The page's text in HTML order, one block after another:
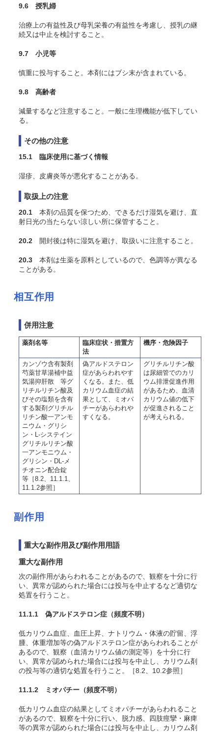
9.6 授乳婦
治療上の有益性及び母乳栄養の有益性を考慮し、授乳の継
続又は中止を検討すること。
9.7 小児等
慎重に投与すること。本剤にはブシ末が含まれている。
9.8 高齢者
減量するなど注意すること。一般に生理機能が低下してい
る。
その他の注意
15.1 臨床使用に基づく情報
湿疹、皮膚炎等が悪化することがある。
取扱上の注意
20.1 本剤の品質を保つため、できるだけ湿気を避け、直
射日光の当たらない涼しい所に保管すること。
20.2 開封後は特に湿気を避け、取扱いに注意すること。
20.3 本剤は生薬を原料としているので、色調等が異なる
ことがある。
相互作用
併用注意
薬剤名等
臨床症状・措置方
法
機序・危険因子
カンゾウ含有製剤
芍薬甘草湯補中益
気湯抑肝散 等グ
リチルリチン酸及
びその塩類を含有
する製剤グリチル
リチン酸一アンモ
ニウム・グリシ
ン・L-システイン
グリチルリチン酸
一アンモニウム・
グリシン・DL-メ
チオニン配合錠
等［8.2、11.1.1、
11.1.2参照］
偽アルドステロン
症があらわれやす
くなる。また、低
カリウム血症の結
果として、ミオパ
チーがあらわれや
すくなる。
グリチルリチン酸
は尿細管でのカリ
ウム排泄促進作用
があるため、血清
カリウム値の低下
が促進されること
が考えられる。
副作用
重大な副作用及び副作用用語
重大な副作用
次の副作用があらわれることがあるので、観察を十分に行
い、異常が認められた場合には投与を中止するなど適切な
処置を行うこと。
11.1.1 偽アルドステロン症 （頻度不明）
低カリウム血症、血圧上昇、ナトリウム・体液の貯留、浮
腫、体重増加等の偽アルドステロン症があらわれることが
あるので、観察（血清カリウム値の測定等）を十分に行
い、異常が認められた場合には投与を中止し、カリウム剤
の投与等の適切な処置を行うこと。［8.2、10.2参照］
11.1.2 ミオパチー （頻度不明）
低カリウム血症の結果としてミオパチーがあらわれること
があるので、観察を十分に行い、脱力感、四肢痙攣・麻痺
等の異常が認められた場合には投与を中止し、カリウム剤